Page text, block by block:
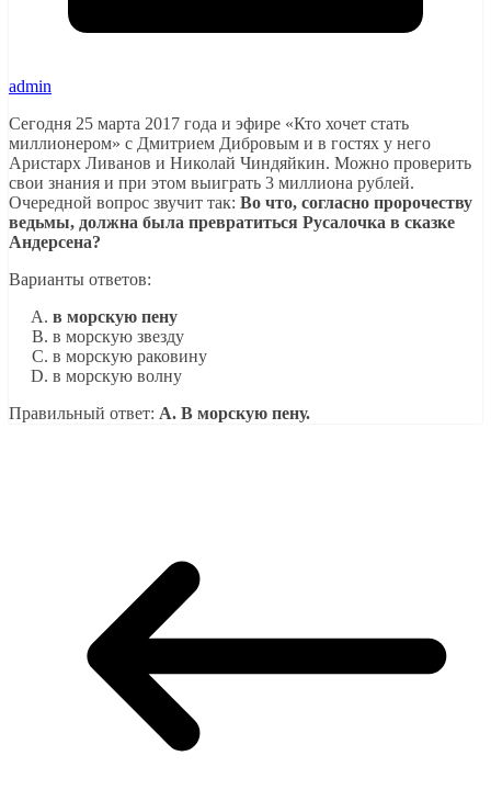
admin
Сегодня 25 марта 2017 года и эфире «Кто хочет стать
миллионером» с Дмитрием Дибровым и в гостях у него
Аристарх Ливанов и Николай Чиндяйкин. Можно проверить
свои знания и при этом выиграть 3 миллиона рублей.
Очередной вопрос звучит так: Во что, согласно пророчеству
ведьмы, должна была превратиться Русалочка в сказке
Андерсена?
Варианты ответов:
в морскую пену
в морскую звезду
в морскую раковину
в морскую волну
Правильный ответ: A. В морскую пену.